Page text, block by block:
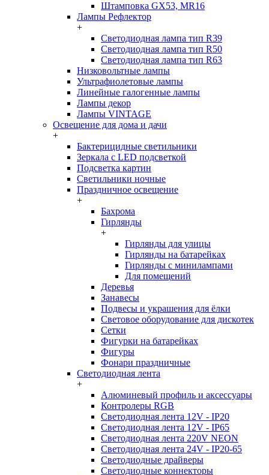
Штамповка GX53, MR16
Лампы Рефлектор
+
Светодиодная лампа тип R39
Светодиодная лампа тип R50
Светодиодная лампа тип R63
Низковольтные лампы
Ультрафиолетовые лампы
Линейные галогенные лампы
Лампы декор
Лампы VINTAGE
Освещение для дома и дачи
+
Бактерицидные светильники
Зеркала с LED подсветкой
Подсветка картин
Светильники ночные
Праздничное освещение
+
Бахрома
Гирлянды
+
Гирлянды для улицы
Гирлянды на батарейках
Гирлянды с минилампами
Для помещений
Деревья
Занавесы
Подвесы и украшения для ёлки
Световое оборудование для дискотек
Сетки
Фигурки на батарейках
Фигуры
Фонари праздничные
Светодиодная лента
+
Алюминевый профиль и аксессуары
Контролеры RGB
Светодиодная лента 12V - IP20
Светодиодная лента 12V - IP65
Светодиодная лента 220V NEON
Светодиодная лента 24V - IP20-65
Светодиодные драйверы
Светодиодные коннекторы